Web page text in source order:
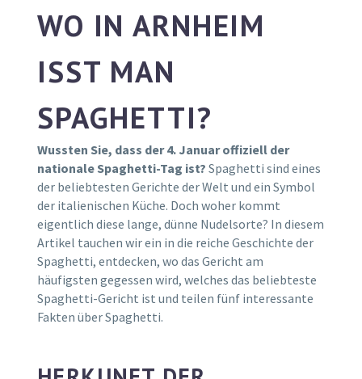
WO IN ARNHEIM
ISST MAN
SPAGHETTI?
Wussten Sie, dass der 4. Januar offiziell der
nationale Spaghetti-Tag ist? Spaghetti sind eines
der beliebtesten Gerichte der Welt und ein Symbol
der italienischen Küche. Doch woher kommt
eigentlich diese lange, dünne Nudelsorte? In diesem
Artikel tauchen wir ein in die reiche Geschichte der
Spaghetti, entdecken, wo das Gericht am
häufigsten gegessen wird, welches das beliebteste
Spaghetti-Gericht ist und teilen fünf interessante
Fakten über Spaghetti.